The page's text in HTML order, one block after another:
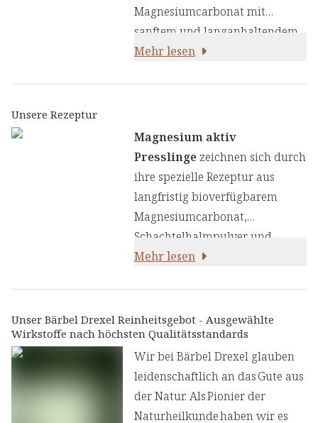
Magnesiumcarbonat mit
sanftem und langanhaltendem
Depotaufbau sowie
Mehr lesen
Unsere Rezeptur
Magnesium aktiv
Presslinge zeichnen sich durch
ihre spezielle Rezeptur aus
langfristig bioverfügbarem
Magnesiumcarbonat,
Schachtelhalmpulver und
Brennnesselblattpulver aus.
Mineralstoffe, der an vielen
Prozessen im Körper beteiligt
ist. Es trägtzur normalen
Funktion von Muskeln,
Nervenund dem
Energiestoffwechsel bei [1, 2, 5]
Mehr lesen
Unser Bärbel Drexel Reinheitsgebot - Ausgewählte
Wirkstoffe nach höchsten Qualitätsstandards
Wir bei Bärbel Drexel glauben
leidenschaftlich an das Gute aus
der Natur. Als Pionier der
Naturheilkunde haben wir es